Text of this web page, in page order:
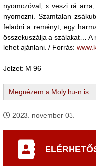
nyomozóval, s veszi rá
nyomozni. Számtalan
feladni a reményt, egy
összekuszálja a szálakat… A
lehet ajánlani. / Forrás:
Jelzet: M 96
Megnézem a Moly.hu-n is.
2023. november 03.